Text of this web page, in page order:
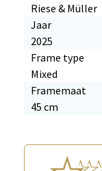
Riese & Müller
Jaar
2025
Frame type
Mixed
Framemaat
45 cm